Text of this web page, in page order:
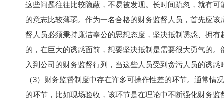
这些问题往往比较隐蔽，不易被发现。长时间疏忽，就有
的意志比较薄弱。作为一名合格的财务监督人员，首先应
督人员必须秉持廉洁奉公的思想态度，坚决抵制诱惑、拥
的，在巨大的诱惑面前，想要坚决抵制是需要很大勇气的
入到公司的财务监督行列，当这些人员受到贪污人员的诱
（3）财务监督制度中存在许多可操作性差的环节。通常
的环节，比如现场验收，该环节是在理论中不断强化财务